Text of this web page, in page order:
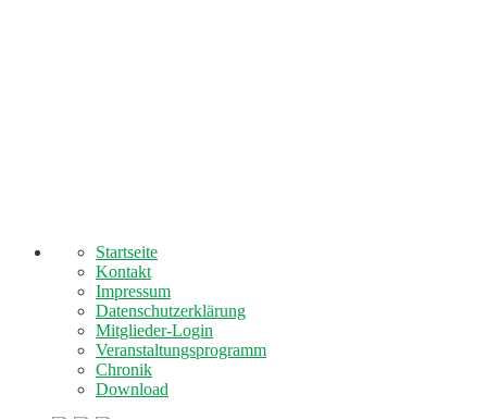
Startseite
Kontakt
Impressum
Datenschutzerklärung
Mitglieder-Login
Veranstaltungsprogramm
Chronik
Download